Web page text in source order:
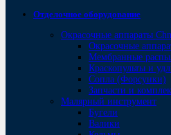
Отделочное оборудование
Окрасочные аппараты
Окрасочные
Мембранные
Краскопульты и
Сопла (Форсунки)
Запчасти и
Малярный инструмент
Бугели
Валики